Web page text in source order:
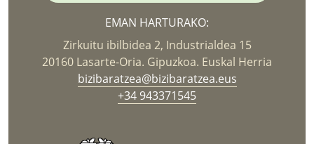
EMAN HARTURAKO:
Zirkuitu ibilbidea 2, Industrialdea 15
20160 Lasarte-Oria. Gipuzkoa. Euskal Herria
bizibaratzea@bizibaratzea.eus
+34 943371545